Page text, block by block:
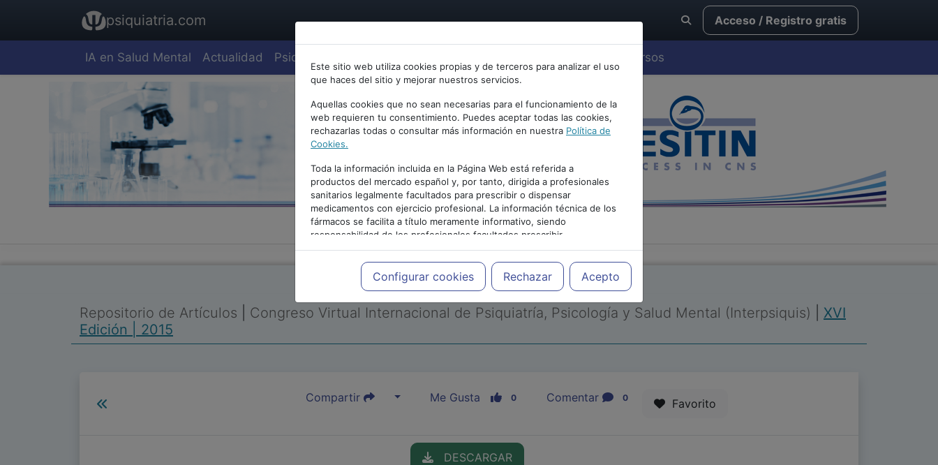
psiquiatria.com Acceso / Registro gratis
IA en Salud Mental Actualidad Psiquiatría Cursos
Este sitio web utiliza cookies propias y de terceros para analizar el uso
que haces del sitio y mejorar nuestros servicios.
Aquellas cookies que no sean necesarias para el funcionamiento de la
web requieren tu consentimiento. Puedes aceptar todas las cookies,
rechazarlas todas o consultar más información en nuestra Política de
Cookies.
Toda la información incluida en la Página Web está referida a
productos del mercado español y, por tanto, dirigida a profesionales
sanitarios legalmente facultados para prescribir o dispensar
medicamentos con ejercicio profesional. La información técnica de los
fármacos se facilita a título meramente informativo, siendo
responsabilidad de los profesionales facultados prescribir
medicamentos y decidir, en cada caso concreto, el tratamiento más
adecuado a las necesidades del paciente.
Configurar cookies Rechazar Acepto
PUBLICIDAD
Repositorio de Artículos Congreso Virtual Internacional de Psiquiatría, Psicología y Salud Mental (Interpsiquis)
XVI
Edición | 2015
Compartir Me Gusta 0 Comentar 0 Favorito
DESCARGAR